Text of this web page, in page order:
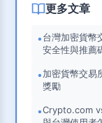
更多文章
•台灣加密貨幣
安全性與推薦
•加密貨幣交易
獎勵
•Crypto.com